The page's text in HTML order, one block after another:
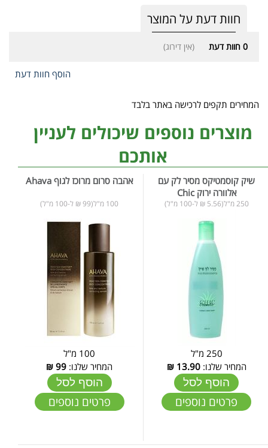
חוות דעת על המוצר
0 חוות דעת (אין דירוג)
הוסף חוות דעת
המחירים תקפים לרכישה באתר בלבד
מוצרים נוספים שיכולים לעניין
אותכם
שיק קוסמטיקס מסיר לק עם
אלוורה ירוק Chic
250 מ"ל(5.56 ₪ ל-100 מ"ל)
250 מ"ל
המחיר שלנו:13.90
₪
הוסף לסל
פרטים נוספים
אהבה סרום מרוכז לגוף Ahava
100 מ"ל(99 ₪ ל-100 מ"ל)
100 מ"ל
המחיר שלנו: 99
₪
הוסף לסל
פרטים נוספים